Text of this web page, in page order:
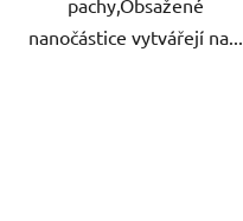
pachy,Obsažené
nanočástice vytvářejí na...